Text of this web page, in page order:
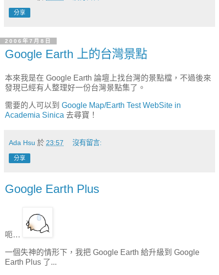
分享
2006年7月8日
Google Earth 上的台灣景點
本來我是在 Google Earth 論壇上找台灣的景點檔，不過後來
發現已經有人整理好一份台灣景點集了。
需要的人可以到 Google Map/Earth Test WebSite in
Academia Sinica 去尋寶！
Ada Hsu 於 23:57 沒有留言:
分享
Google Earth Plus
呃…
一個失神的情形下，我把 Google Earth 給升級到 Google
Earth Plus 了...